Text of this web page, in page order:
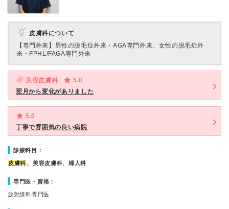
皮膚科について
【専門外来】 男性の脱毛症外来・AGA専門外来、女性の脱毛症外
来・FPHL/FAGA専門外来
美容皮膚科
5.0
翌月から変化がありました
5.0
丁寧で雰囲気の良い病院
診療科目：
皮膚科 、美容皮膚科、婦人科
専門医・資格：
放射線科専門医